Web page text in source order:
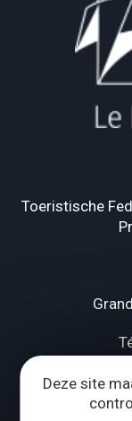
Deze site
Toeristische